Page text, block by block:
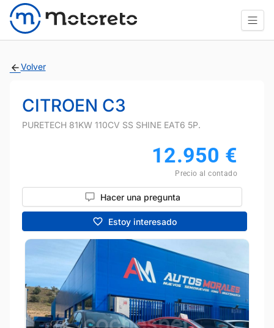
Volver
CITROEN C3
PURETECH 81KW 110CV SS SHINE EAT6 5P.
12.950 €
Precio al contado
Hacer una pregunta
Estoy interesado